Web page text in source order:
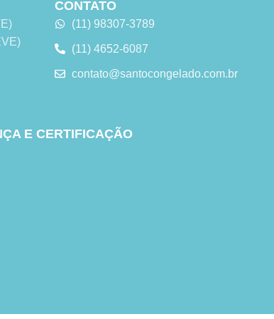
CONTATO
(11) 98307-3789
(11) 4652-6087
contato@santocongelado.com.br
E CERTIFICAÇÃO